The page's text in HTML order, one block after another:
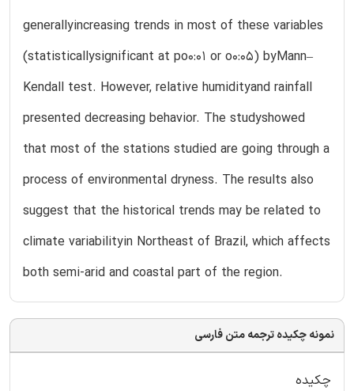
generallyincreasing trends in most of these variables
(statisticallysignificant at po0:01 or o0:05) byMann–
Kendall test. However, relative humidityand rainfall
presented decreasing behavior. The studyshowed
that most of the stations studied are going through a
process of environmental dryness. The results also
suggest that the historical trends may be related to
climate variabilityin Northeast of Brazil, which affects
both semi-arid and coastal part of the region.
نمونه چکیده ترجمه متن فارسی
چکیده